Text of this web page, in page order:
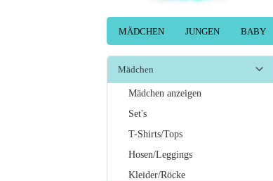
MÄDCHEN JUNGEN BABY
Mädchen
Mädchen anzeigen
Set's
T-Shirts/Tops
Hosen/Leggings
Kleider/Röcke